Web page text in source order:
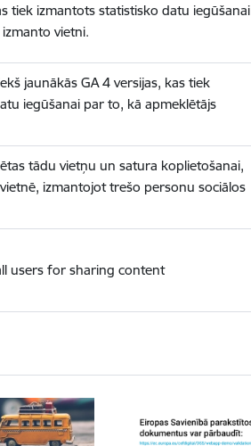
tiek izmantots statistisko datu iegūšanai
vietni.
jaunākās GA 4 versijas, kas tiek
iegūšanai par to, kā apmeklētājs
tādu vietņu un satura koplietošanai,
izmantojot trešo personu sociālos
users for sharing content